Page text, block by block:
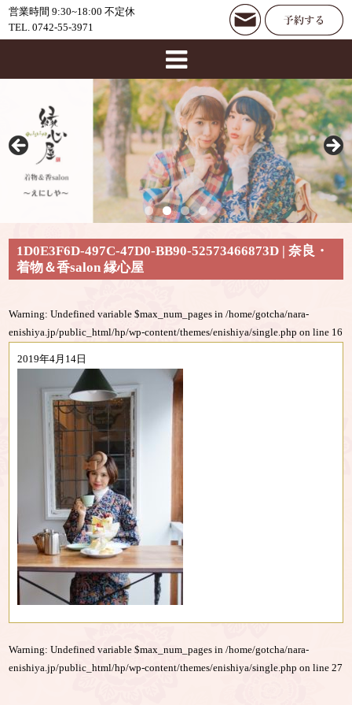
営業時間 9:30~18:00 不定休
TEL. 0742-55-3971
1D0E3F6D-497C-47D0-BB90-52573466873D | 奈良・
着物＆香salon 縁心屋
Warning: Undefined variable $max_num_pages in/home/gotcha/nara-
enishiya.jp/public_html/hp/wp-content/themes/enishiya/single.php on line 16
2019年4月14日
Warning: Undefined variable $max_num_pages in/home/gotcha/nara-
enishiya.jp/public_html/hp/wp-content/themes/enishiya/single.php on line27